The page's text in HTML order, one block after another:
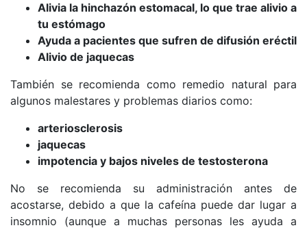
Alivia la hinchazón estomacal, lo que trae alivio a
tu estómago
Ayuda a pacientes que sufren de difusión eréctil
Alivio de jaquecas
También se recomienda como remedio natural para
algunos malestares y problemas diarios como:
arteriosclerosis
jaquecas
impotencia y bajos niveles de testosterona
No se recomienda su administración antes de
acostarse, debido a que la cafeína puede dar lugar a
insomnio (aunque a muchas personas les ayuda a